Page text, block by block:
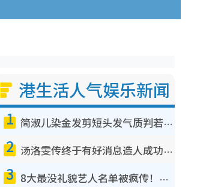
港生活人气娱乐新闻
1 简淑儿染金发剪短头发气质判若两人！吓坏老公麦大力都认不出：“你做什么？”
2 汤洛雯传终于有好消息造人成功！两大细节曝孕味极浓引猜测：大肚婆先会咁！
3 8大最没礼貌艺人名单被疯传！网友揭发明星真面目，一致数落这一位是无品天花板？